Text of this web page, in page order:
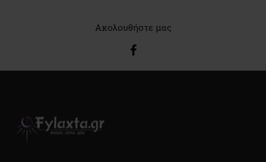
Ακολουθήστε μας